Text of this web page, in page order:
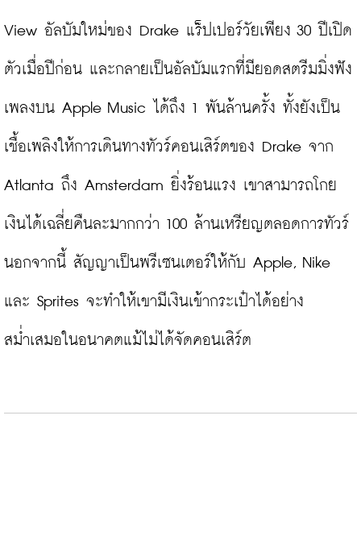
View อัลบัมใหม่ของ Drake แร็ปเปอร์วัยเพียง 30 ปีเปิด
ตัวเมื่อปีก่อน และกลายเป็นอัลบัมแรกที่มียอดสตรีมมิ่งฟัง
เพลงบน Apple Music ได้ถึง 1 พันล้านครั้ง ทั้งยังเป็น
เชื้อเพลิงให้การเดินทางทัวร์คอนเสิร์ตของ Drake จาก
Atlanta ถึง Amsterdam ยิ่งร้อนแรง เขาสามารถโกย
เงินได้เฉลี่ยคืนละมากกว่า 100 ล้านเหรียญตลอดการทัวร์
นอกจากนี้ สัญญาเป็นพรีเซนเตอร์ให้กับ Apple, Nike
และ Sprites จะทำให้เขามีเงินเข้ากระเป๋าได้อย่าง
สม่ำเสมอในอนาคตแม้ไม่ได้จัดคอนเสิร์ต